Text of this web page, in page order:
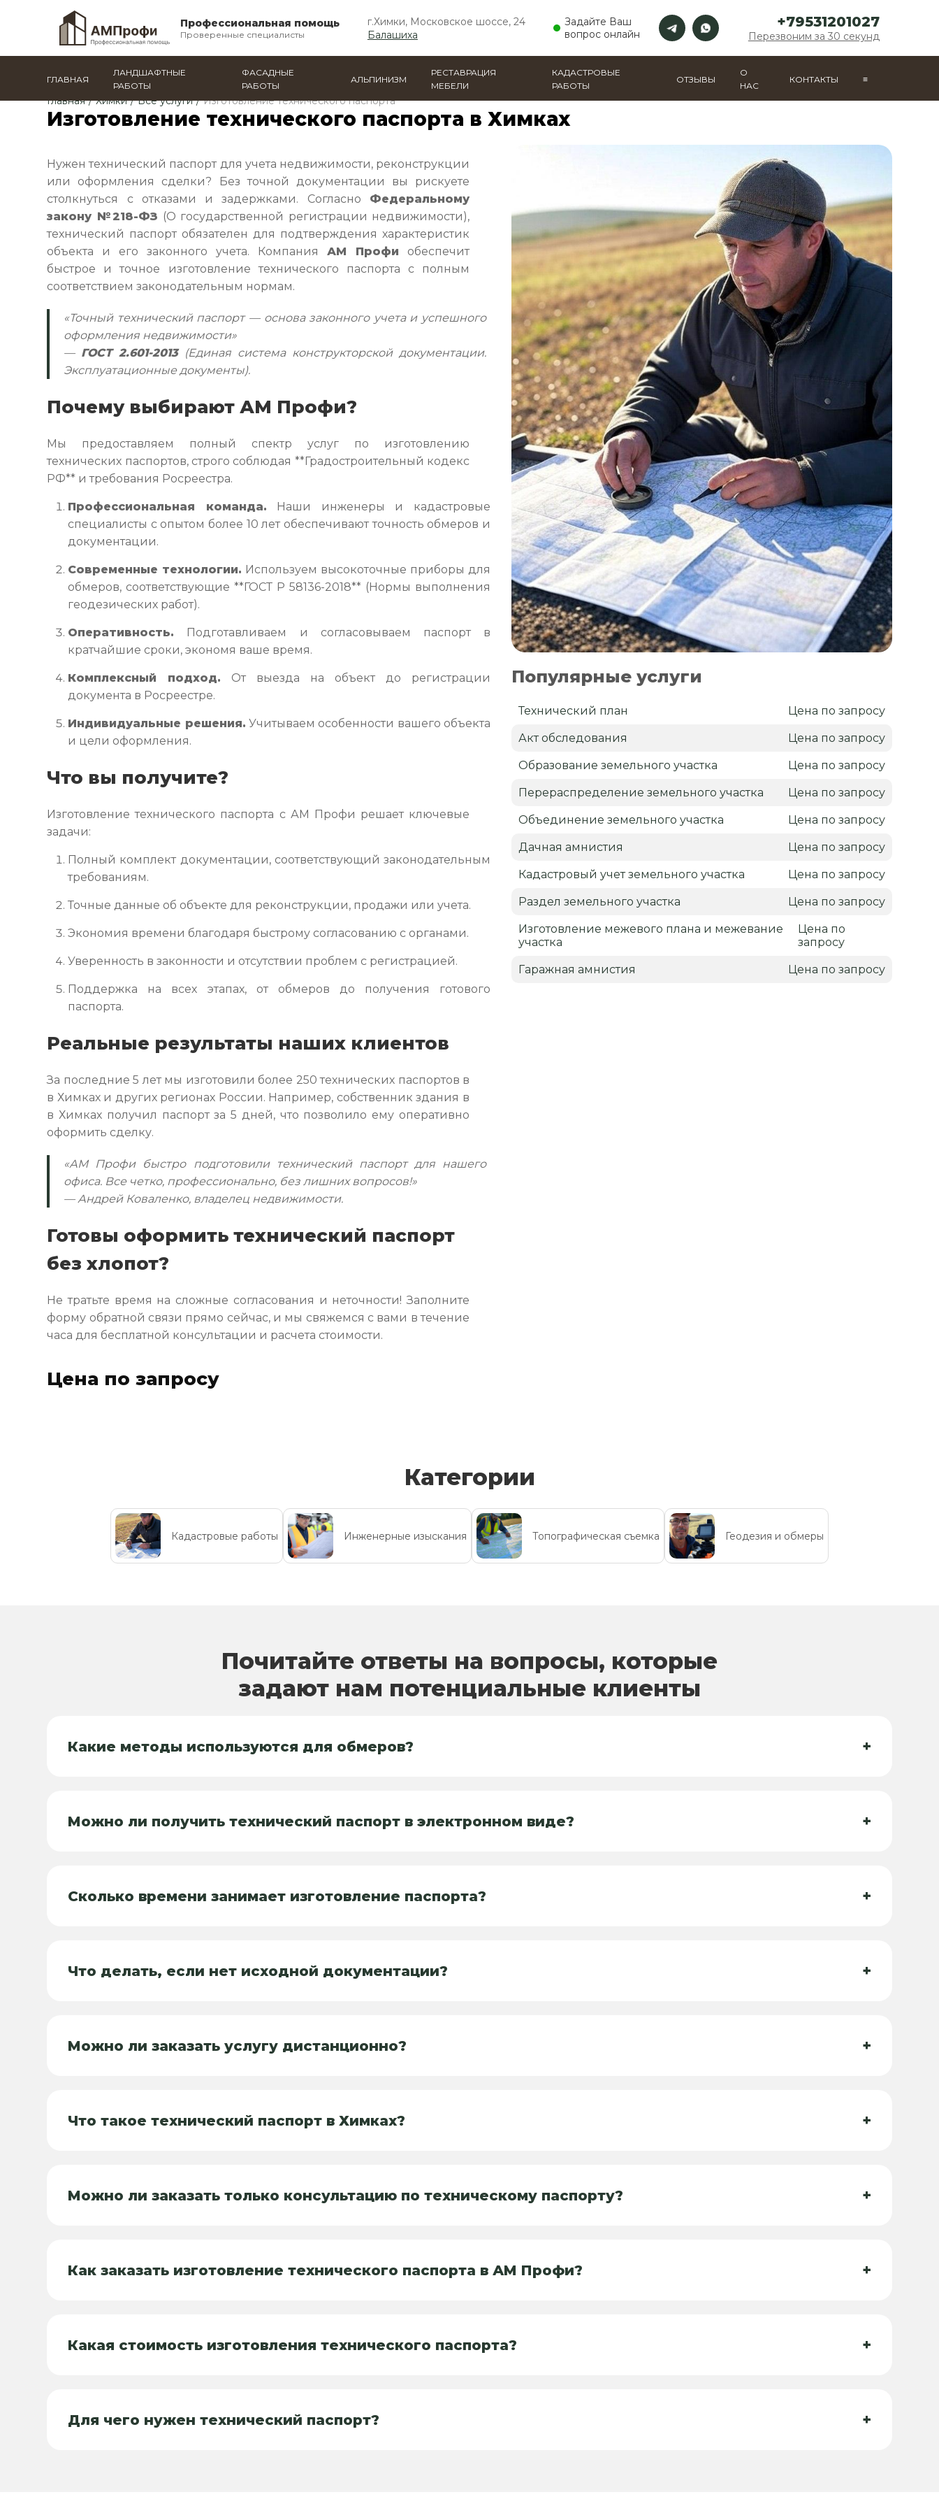
Профессиональная помощь
Проверенные специалисты
г.Химки, Московское шоссе, 24
Балашиха
Задайте Ваш
вопрос онлайн
+79531201027
Перезвоним за 30 секунд
ГЛАВНАЯ
ЛАНДШАФТНЫЕ
РАБОТЫ
ФАСАДНЫЕ
РАБОТЫ
АЛЬПИНИЗМ
РЕСТАВРАЦИЯ
МЕБЕЛИ
КАДАСТРОВЫЕ
РАБОТЫ
ОТЗЫВЫ
О
НАС
КОНТАКТЫ ≡
Главная / Химки / Все услуги / Изготовление технического паспорта
Изготовление технического паспорта в Химках
Нужен технический паспорт для учета недвижимости, реконструкции
или оформления сделки? Без точной документации вы рискуете
столкнуться с отказами и задержками. Согласно Федеральному
закону №218-ФЗ (О государственной регистрации недвижимости),
технический паспорт обязателен для подтверждения характеристик
объекта и его законного учета. КомпанияАМ Профи обеспечит
быстрое и точное изготовление технического паспорта с полным
соответствием законодательным нормам.
«Точный технический паспорт — основа законного учета и успешного
оформления недвижимости»
— ГОСТ 2.601-2013(Единая система конструкторской документации.
Эксплуатационные документы).
Почему выбирают АМ Профи?
Мы предоставляем полный спектр услуг по изготовлению
технических паспортов, строго соблюдая **Градостроительный кодекс
РФ** и требования Росреестра.
Профессиональная команда. Наши инженеры и кадастровые
специалисты с опытом более 10 лет обеспечивают точность обмеров и
документации.
Современные технологии. Используем высокоточные приборы для
обмеров, соответствующие **ГОСТ Р 58136-2018** (Нормы выполнения
геодезических работ).
Оперативность. Подготавливаем и согласовываем паспорт в
кратчайшие сроки, экономя ваше время.
Комплексный подход. От выезда на объект до регистрации
документа в Росреестре.
Индивидуальные решения. Учитываем особенности вашего объекта
и цели оформления.
Что вы получите?
Изготовление технического паспорта с АМ Профи решает ключевые
задачи:
Полный комплект документации, соответствующий законодательным
требованиям.
Точные данные об объекте для реконструкции, продажи или учета.
Экономия времени благодаря быстрому согласованию с органами.
Уверенность в законности и отсутствии проблем с регистрацией.
Поддержка на всех этапах, от обмеров до получения готового
паспорта.
Реальные результаты наших клиентов
За последние 5 лет мы изготовили более 250 технических паспортов в
в Химках и других регионах России. Например, собственник здания в
в Химках получил паспорт за 5 дней, что позволило ему оперативно
оформить сделку.
«АМ Профи быстро подготовили технический паспорт для нашего
офиса. Все четко, профессионально, без лишних вопросов!»
— Андрей Коваленко, владелец недвижимости.
Готовы оформить технический паспорт
без хлопот?
Не тратьте время на сложные согласования и неточности! Заполните
форму обратной связи прямо сейчас, и мы свяжемся с вами в течение
часа для бесплатной консультации и расчета стоимости.
Цена по запросу
Популярные услуги
Технический план Цена по запросу
Акт обследования Цена по запросу
Образование земельного участка Цена по запросу
Перераспределение земельного участка Цена по запросу
Объединение земельного участка Цена по запросу
Дачная амнистия Цена по запросу
Кадастровый учет земельного участка Цена по запросу
Раздел земельного участка Цена по запросу
Изготовление межевого плана и межевание
участка
Цена по
запросу
Гаражная амнистия Цена по запросу
Категории
Кадастровые работы Инженерные изыскания Топографическая съемка Геодезия и обмеры
Почитайте ответы на вопросы, которые
задают нам потенциальные клиенты
Какие методы используются для обмеров? +
Можно ли получить технический паспорт в электронном виде? +
Сколько времени занимает изготовление паспорта? +
Что делать, если нет исходной документации? +
Можно ли заказать услугу дистанционно? +
Что такое технический паспорт в Химках? +
Можно ли заказать только консультацию по техническому паспорту? +
Как заказать изготовление технического паспорта в АМ Профи? +
Какая стоимость изготовления технического паспорта? +
Для чего нужен технический паспорт? +